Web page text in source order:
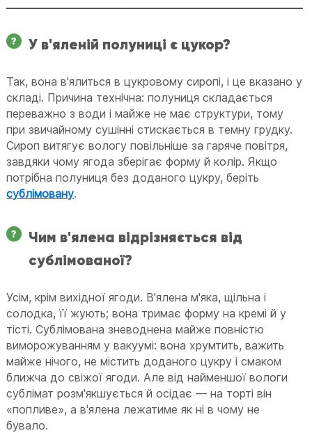
У в'яленій полуниці є цукор?
Так, вона в'ялиться в цукровому сиропі, і це вказано у
складі. Причина технічна: полуниця складається
переважно з води і майже не має структури, тому
при звичайному сушінні стискається в темну грудку.
Сироп витягує вологу повільніше за гаряче повітря,
завдяки чому ягода зберігає форму й колір. Якщо
потрібна полуниця без доданого цукру, беріть
сублімовану.
Чим в'ялена відрізняється від
сублімованої?
Усім, крім вихідної ягоди. В'ялена м'яка, щільна і
солодка, її жують; вона тримає форму на кремі й у
тісті. Сублімована зневоднена майже повністю
виморожуванням у вакуумі: вона хрумтить, важить
майже нічого, не містить доданого цукру і смаком
ближча до свіжої ягоди. Але від найменшої вологи
сублімат розм'якшується й осідає — на торті він
«попливе», а в'ялена лежатиме як ні в чому не
бувало.